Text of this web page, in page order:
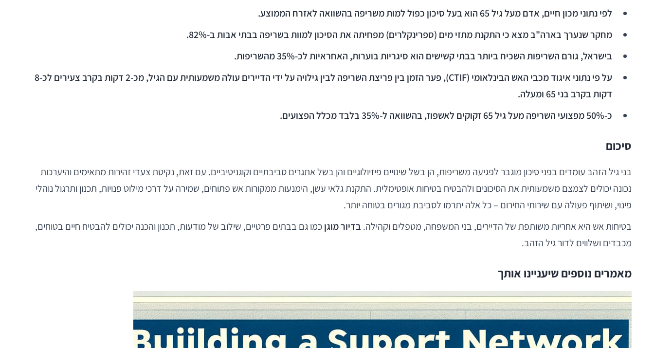
לפי נתוני מכון חיים, אדם מעל גיל 65 הוא בעל סיכון כפול למות משריפה בהשוואה לאזרח הממוצע.
מחקר שנערך בארה"ב מצא כי התקנת מתזי מים (ספרינקלרים) מפחיתה את הסיכון למוות בשריפה בבתי אבות ב-82%.
בישראל, גורם השריפות השכיח ביותר בבתי קשישים הוא סיגריות בוערות, האחראיות לכ-35% מהשריפות.
על פי נתוני איגוד מכבי האש הבינלאומי (CTIF), פער הזמן בין פריצת השריפה לבין גילויה על ידי הדיירים עולה משמעותית עם הגיל, מכ-2 דקות בקרב צעירים לכ-8
דקות בקרב בני 65 ומעלה.
כ-50% מפצועי השריפה מעל גיל 65 זקוקים לאשפוז, בהשוואה ל-35% בלבד מכלל הפצועים.
סיכום
בני גיל הזהב עומדים בפני סיכון מוגבר לפגיעה משריפות, הן בשל שינויים פיזיולוגיים והן בשל אתגרים סביבתיים וקוגניטיביים. עם זאת, נקיטת צעדי זהירות מתאימים והיערכות
נכונה יכולים לצמצם משמעותית את הסיכונים ולהבטיח בטיחות אופטימלית. התקנת גלאי עשן, הימנעות ממקורות אש פתוחים, שמירה על דרכי מילוט פנויות, תכנון ותרגול נוהלי
פינוי, ושיתוף פעולה עם שירותי החירום – כל אלה יתרמו לסביבת מגורים בטוחה יותר.
בטיחות אש היא אחריות משותפת של הדיירים, בני המשפחה, מטפלים וקהילה. בדיור מוגןכמו גם בבתים פרטיים, שילוב של מודעות, תכנון והכנה יכולים להבטיח חיים בטוחים,
מכבדים ושלווים לדור גיל הזהב.
מאמרים נוספים שיעניינו אותך